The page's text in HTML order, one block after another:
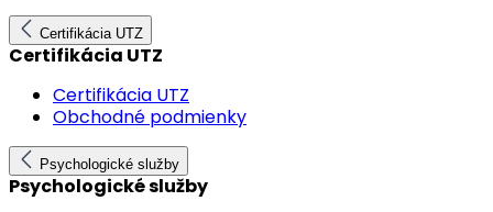
Certifikácia UTZ
Certifikácia UTZ
Certifikácia UTZ
Obchodné podmienky
Psychologické služby
Psychologické služby